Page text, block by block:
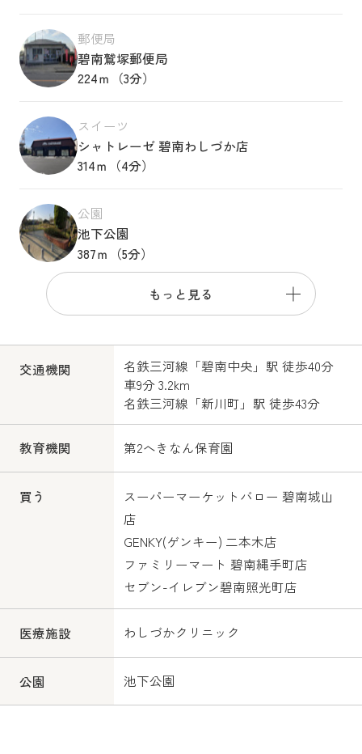
郵便局
碧南鷲塚郵便局
224ｍ（3分）
スイーツ
シャトレーゼ 碧南わしづか店
314ｍ（4分）
公園
池下公園
387ｍ（5分）
もっと見る
交通機関 名鉄三河線 「碧南中央 」駅 徒歩40分
車9分 3.2km
名鉄三河線 「新川町 」駅 徒歩43分
教育機関 第2へきなん保育園
買う
スーパーマーケットバロー 碧南城山
店
GENKY(ゲンキー) 二本木店
ファミリーマート 碧南縄手町店
セブン-イレブン碧南照光町店
医療施設 わしづかクリニック
公園 池下公園